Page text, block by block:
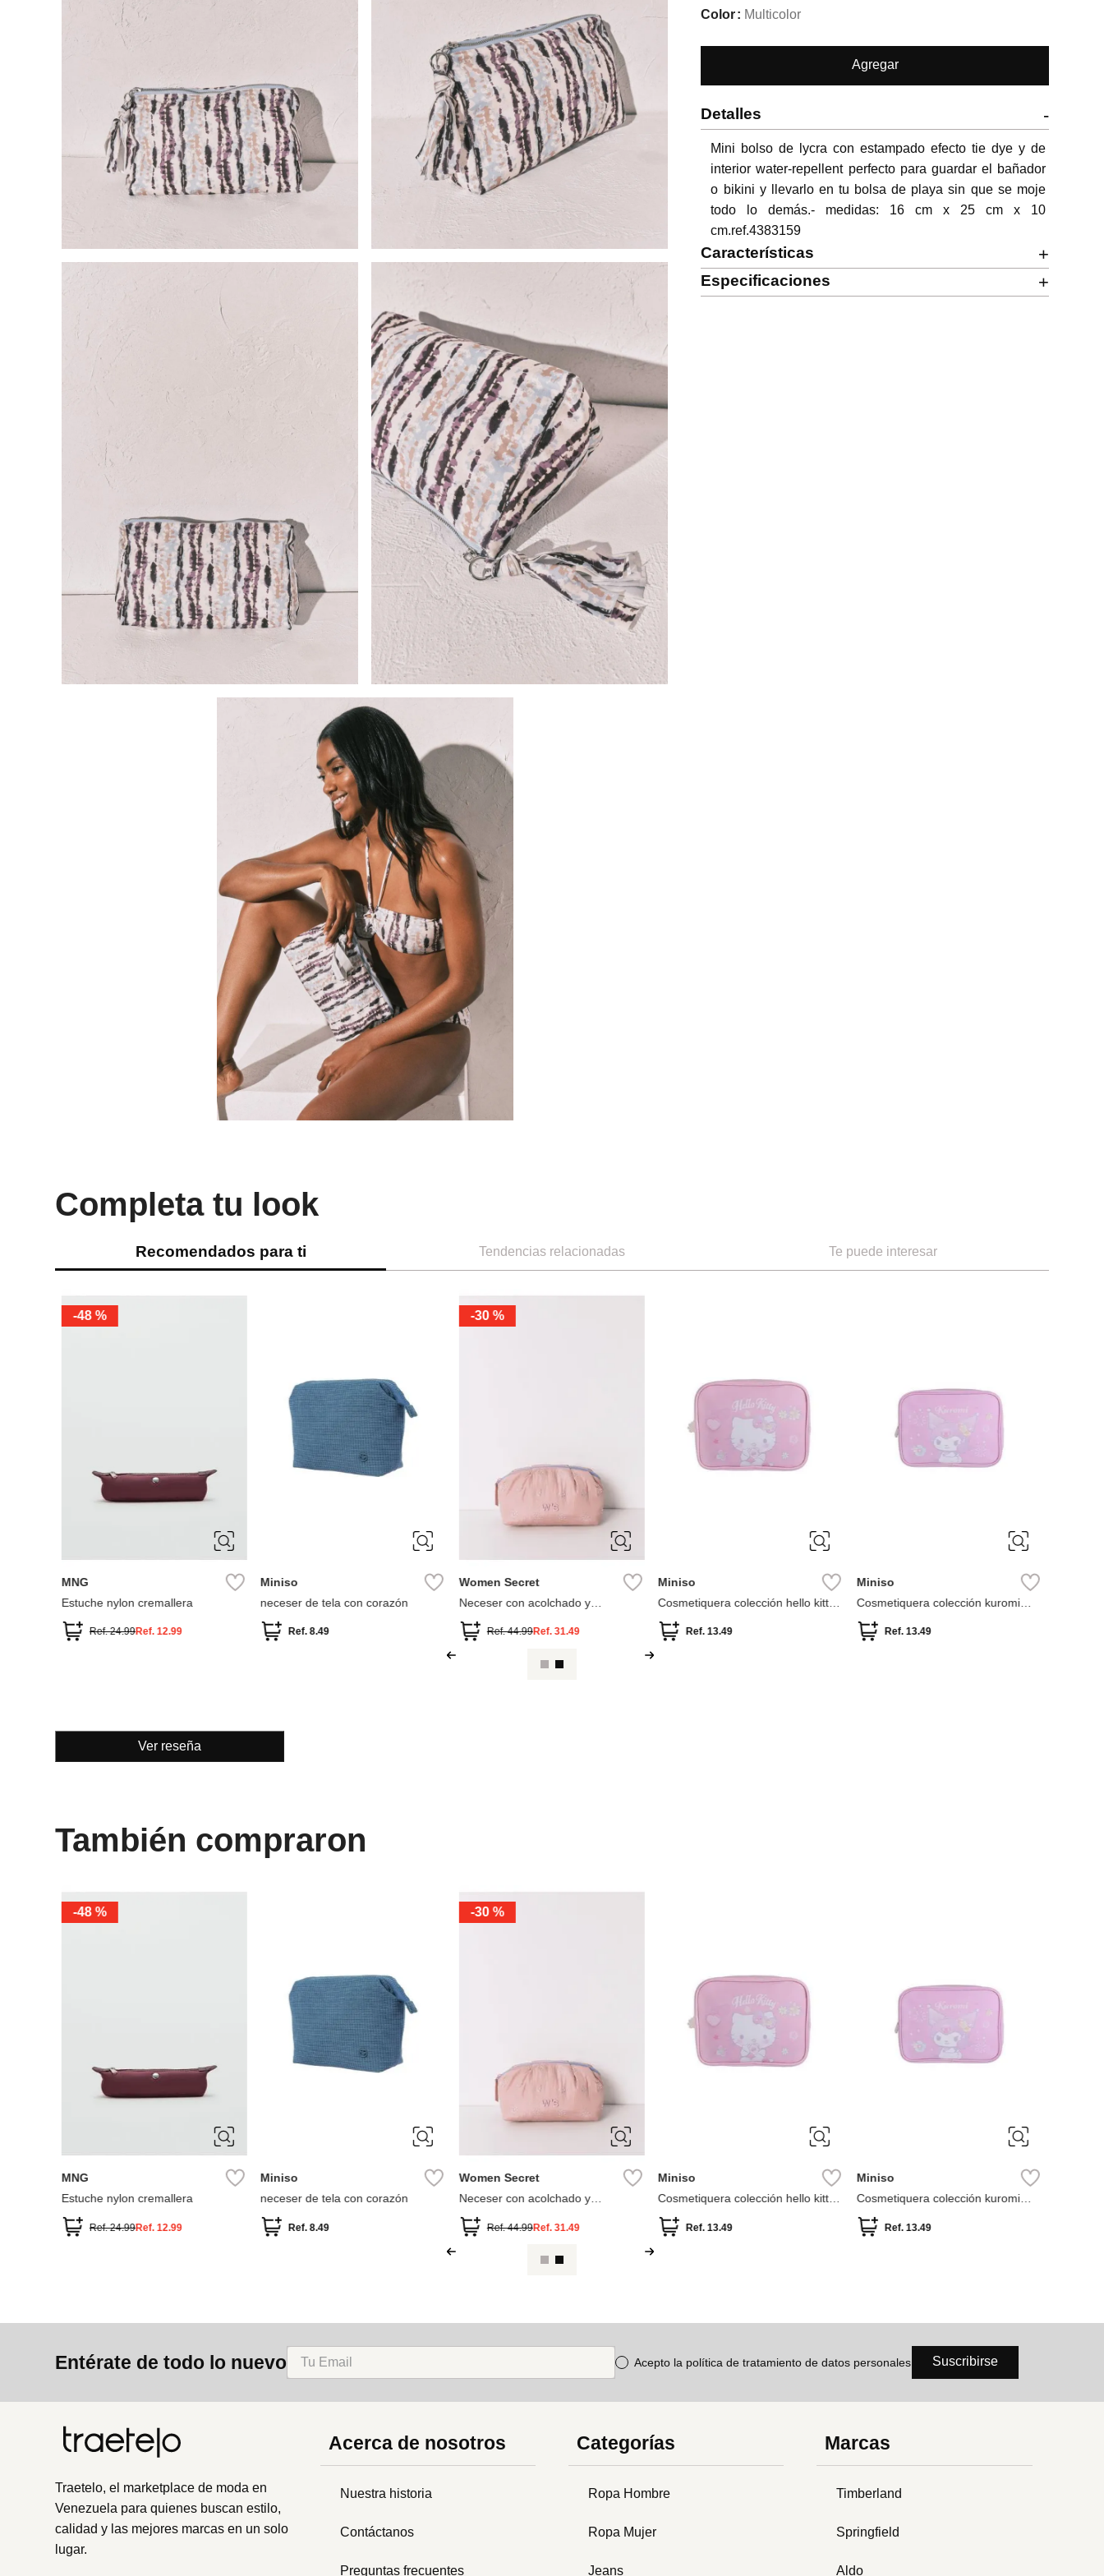
Color Multicolor
Agregar
Detalles -
Mini bolso de lycra con estampado efecto tie dye y de
interior water-repellent perfecto para guardar el bañador
o bikini y llevarlo en tu bolsa de playa sin que se moje
todo lo demás.- medidas: 16 cm x 25 cm x 10
cm.ref.4383159
Características +
Especificaciones +
Completa tu look
Recomendados para ti Tendencias relacionadas Te puede interesar
-48 %
MNG
Estuche nylon cremallera
Ref.24.99Ref. 12.99
Miniso
neceser de tela con corazón
Ref.8.49
-30 %
Women Secret
Neceser con acolchado y
Ref.44.99Ref. 31.49
Miniso
Cosmetiquera colección hello kitty
Ref. 13.49
Miniso
Cosmetiquera colección kuromi
Ref. 13.49
Ver reseña
También compraron
-48 %
MNG
Estuche nylon cremallera
Ref.24.99Ref. 12.99
Miniso
neceser de tela con corazón
Ref.8.49
-30 %
Women Secret
Neceser con acolchado y
Ref.44.99Ref. 31.49
Miniso
Cosmetiquera colección hello kitty
Ref. 13.49
Miniso
Cosmetiquera colección kuromi
Ref. 13.49
Entérate de todo lo nuevo Acepto la política de tratamiento de datos personales Suscribirse
Traetelo, el marketplace de moda en
Venezuela para quienes buscan estilo,
calidad y las mejores marcas en un solo
lugar.
Acerca de nosotros
Nuestra historia
Contáctanos
Preguntas frecuentes
Categorías
Ropa Hombre
Ropa Mujer
Jeans
Marcas
Timberland
Springfield
Aldo
bolso